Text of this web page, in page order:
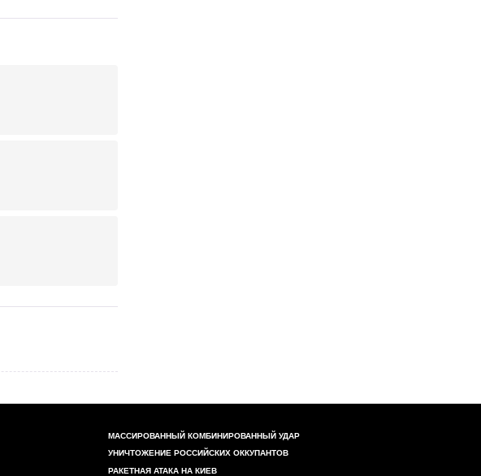
МАССИРОВАННЫЙ КОМБИНИРОВАННЫЙ УДАР
УНИЧТОЖЕНИЕ РОССИЙСКИХ ОККУПАНТОВ
РАКЕТНАЯ АТАКА НА КИЕВ